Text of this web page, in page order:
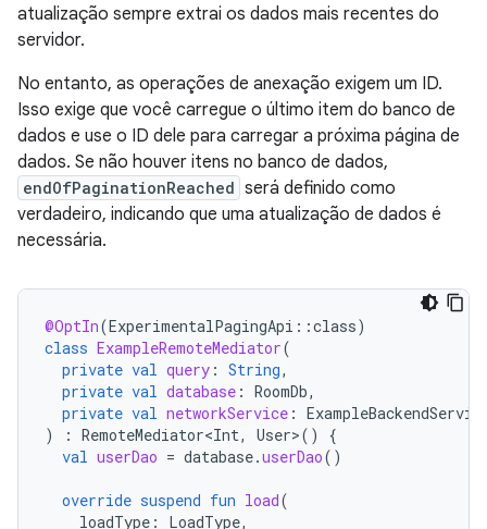
atualização sempre extrai os dados mais recentes do
servidor.
No entanto, as operações de anexação exigem um ID.
Isso exige que você carregue o último item do banco de
dados e use o ID dele para carregar a próxima página de
dados. Se não houver itens no banco de dados,
endOfPaginationReached será definido como
verdadeiro, indicando que uma atualização de dados é
necessária.
@OptIn(ExperimentalPagingApi ::class)
class ExampleRemoteMediator(
private val query : String,
private val database : RoomDb,
private val networkService :
)
: RemoteMediator<Int, User>()
{
val userDao = database.userDao()
override suspend fun load(
loadType : LoadType,